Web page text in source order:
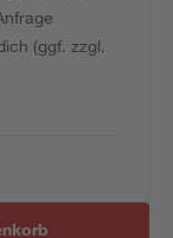
(ggf. zzgl.